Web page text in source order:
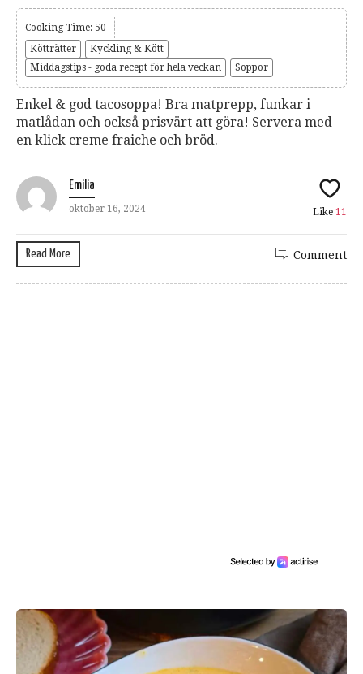
Cooking Time: 50
Kötträtter
Kyckling & Kött
Middagstips - goda recept för hela veckan
Soppor
Enkel & god tacosoppa! Bra matprepp, funkar i
matlådan och också prisvärt att göra! Servera med
en klick creme fraiche och bröd.
Emilia
oktober 16, 2024 Like 11
Read More Comment